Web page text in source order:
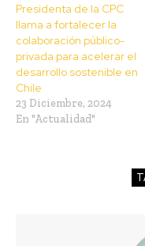
Presidenta de la CPC
llama a fortalecer la
colaboración público-
privada para acelerar el
desarrollo sostenible en
Chile
23 Diciembre, 2024
En "Actualidad"